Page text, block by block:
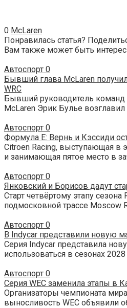
0 McLaren
Понравилась статья?
Вам также может быть
Автоспорт 0
Бывший глава McLaren
WRC
Бывший руководитель
McLaren Эрик Булье
Автоспорт 0
Формула Е: Вернь и Кэссиди
Citroen Racing, выступающая в
и занимающая пятое место в
Автоспорт 0
Янковский и Борисов дадут
Старт четвёртому этапу сезона
подмосковной трассе Moscow
Автоспорт 0
В Indycar представили новую
Серия Indycar представила
использоваться в сезонах
Автоспорт 0
Серия WEC заменила этапы в
Организаторы чемпионата
выносливость WEC объявили